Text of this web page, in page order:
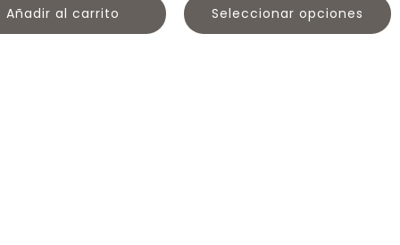
añadir al carrito seleccionar opciones